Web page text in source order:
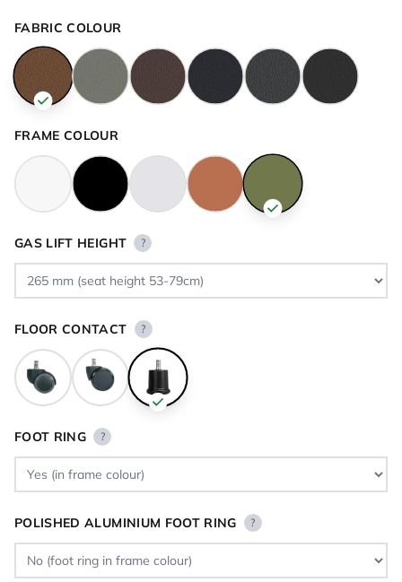
FABRIC COLOUR
FRAME COLOUR
GAS LIFT HEIGHT ?
FLOOR CONTACT ?
FOOT RING ?
POLISHED ALUMINIUM FOOT RING ?